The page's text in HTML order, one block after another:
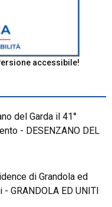
accessibile!
del Garda il 41°
- DESENZANO DEL
di Grandola ed
GRANDOLA ED UNITI